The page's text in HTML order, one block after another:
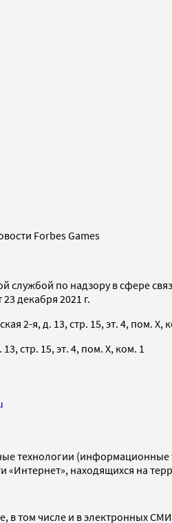
Forbes Games
службой по надзору в сфере
декабря 2021 г.
2-я, д. 13, стр. 15, эт. 4, пом. X,
стр. 15, эт. 4, пом. X, ком. 1
технологии
«Интернет», находящихся на
том числе и в электронных